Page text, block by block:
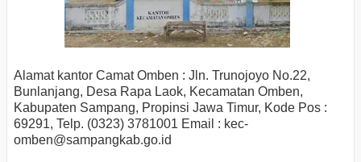
Alamat kantor Camat Omben : Jln. Trunojoyo No.22,
Bunlanjang, Desa Rapa Laok, Kecamatan Omben,
Kabupaten Sampang, Propinsi Jawa Timur, Kode Pos :
69291, Telp. (0323) 3781001 Email : kec-
omben@sampangkab.go.id